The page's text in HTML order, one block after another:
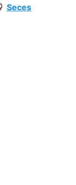
Seces